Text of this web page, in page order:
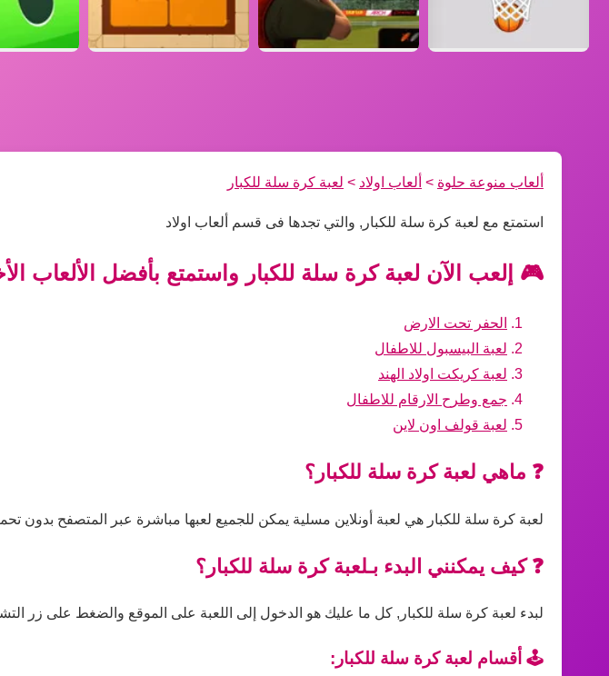
ألعاب منوعة حلوة > ألعاب اولاد > لعبة كرة سلة للكبار
استمتع مع لعبة كرة سلة للكبار, والتي تجدها فى قسم ألعاب اولاد
🎮 إلعب الآن لعبة كرة سلة للكبار واستمتع بأفضل الألعاب
الحفر تحت الارض
لعبة البيسبول للاطفال
لعبة كريكت اولاد الهند
جمع وطرح الارقام للاطفال
لعبة قولف اون لاين
❓ ماهي لعبة كرة سلة للكبار؟
لعبة كرة سلة للكبار هي لعبة أونلاين مسلية يمكن للجميع لعبها مباشرة عبر المتصفح بدون
❓ كيف يمكنني البدء بـلعبة كرة سلة للكبار؟
لبدء لعبة كرة سلة للكبار, كل ما عليك هو الدخول إلى اللعبة على الموقع والضغط على زر
🕹️ أقسام لعبة كرة سلة للكبار: